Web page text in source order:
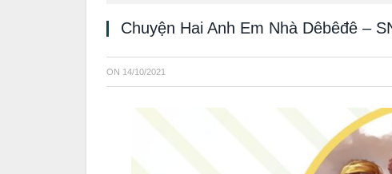
Chuyện Hai Anh Em Nhà Dêbêđê –
ON 14/10/2021